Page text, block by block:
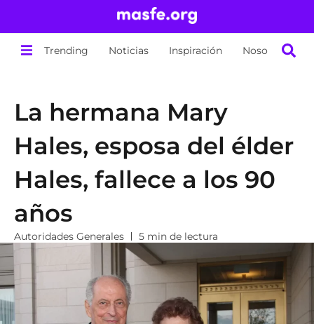
Trending Noticias Inspiración Nosotros
La hermana Mary
Hales, esposa del élder
Hales, fallece a los 90
años
Autoridades Generales 5 min de lectura